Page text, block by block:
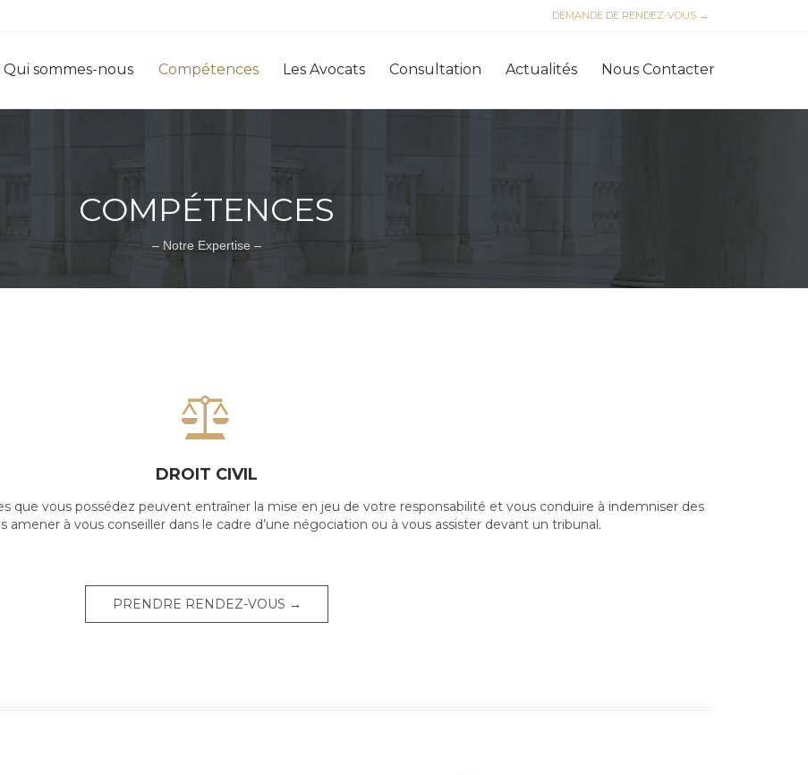
DEMANDE DE RENDEZ-VOUS →
Qui sommes-nous Compétences Les Avocats Consultation Actualités Nous Contacter
COMPÉTENCES
– Notre Expertise –

DROIT CIVIL
que vous possédez peuvent entraîner la mise en jeu de votre responsabilité et vous conduire à indemniser des
amener à vous conseiller dans le cadre d’une négociation ou à vous assister devant un tribunal.
PRENDRE RENDEZ-VOUS →